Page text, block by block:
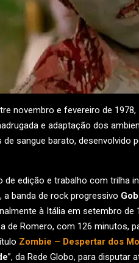
novembro e fevereiro de 1978,
e adaptação dos
sangue barato, desenvolvido
de edição e trabalho com trilha
a banda de rock progressivo
à Itália em setembro
de Romero, com 126 minutos,
Zombie – Despertar dos
”, da Rede Globo, para disputar